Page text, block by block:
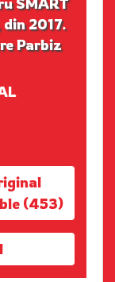
2017.
Parbiz
(453)